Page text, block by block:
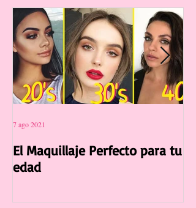
El Maquillaje Perfecto para tu
edad
7 ago 2021